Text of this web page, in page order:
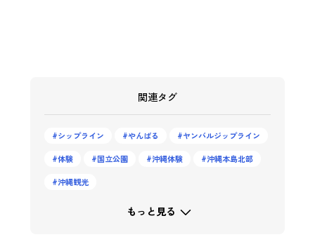
関連タグ
シップライン やんばる ヤンバルジップライン
体験 国立公園 沖縄体験 沖縄本島北部
沖縄観光
もっと見る